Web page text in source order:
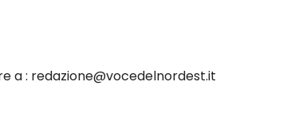
a : redazione@vocedelnordest.it